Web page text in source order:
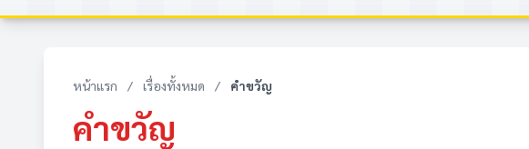
หน้าแรก / เรื่องทั้งหมด / คำขวัญ
คำขวัญ